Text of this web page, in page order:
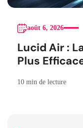
août 6, 2026
Lucid Air :
Plus
10 min de lecture